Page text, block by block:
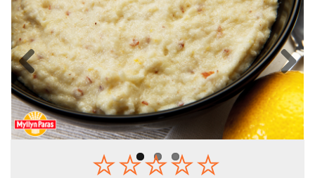
Previous Next